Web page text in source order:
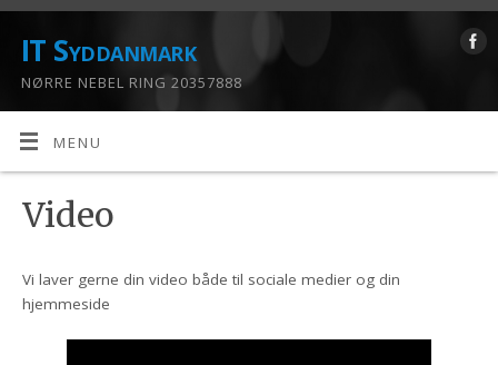
IT Syddanmark
NØRRE NEBEL RING 20357888
MENU
Video
Vi laver gerne din video både til sociale medier og din
hjemmeside